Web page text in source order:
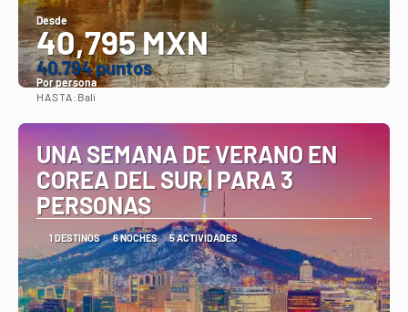
Desde
40,795 MXN
40.794 puntos
Por persona
HASTA: Bali
UNA SEMANA DE VERANO EN
COREA DEL SUR | PARA 3
PERSONAS
1 DESTINOS 6 NOCHES 5 ACTIVIDADES